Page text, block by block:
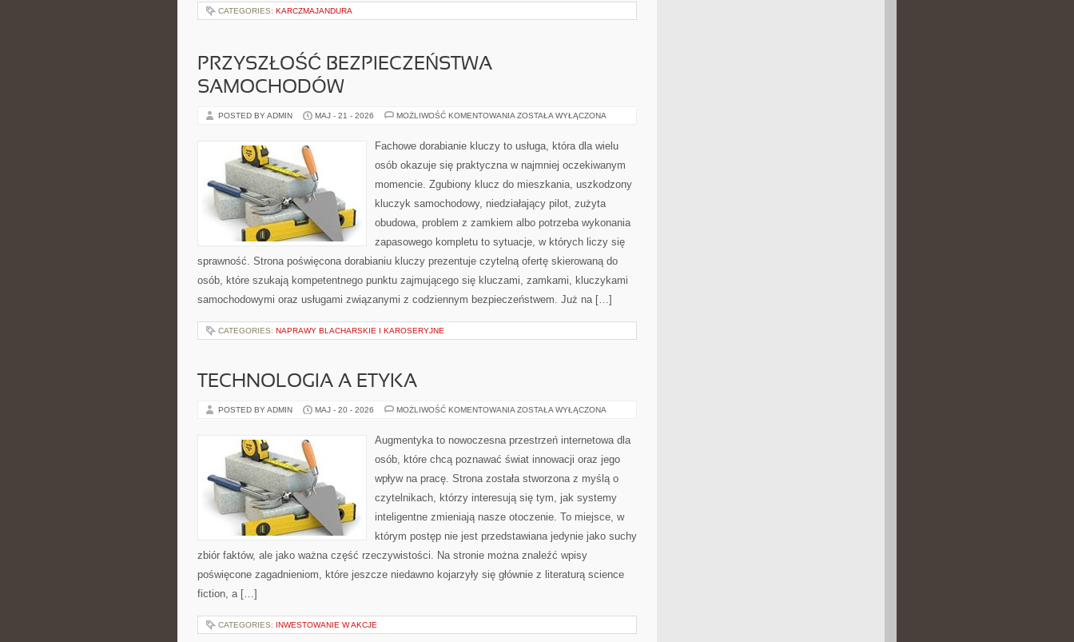
CATEGORIES: KARCZMAJANDURA
PRZYSZŁOŚĆ BEZPIECZEŃSTWA
SAMOCHODÓW
POSTED BY ADMIN MAJ - 21 - 2026 MOŻLIWOŚĆ KOMENTOWANIA PRZYSZŁOŚĆ
ZOSTAŁA WYŁĄCZONA
Fachowe dorabianie kluczy to usługa, która dla wielu
osób okazuje się praktyczna w najmniej oczekiwanym
momencie. Zgubiony klucz do mieszkania, uszkodzony
kluczyk samochodowy, niedziałający pilot, zużyta
obudowa, problem z zamkiem albo potrzeba wykonania
zapasowego kompletu to sytuacje, w których liczy się
sprawność. Strona poświęcona dorabianiu kluczy prezentuje czytelną ofertę skierowaną do
osób, które szukają kompetentnego punktu zajmującego się kluczami, zamkami, kluczykami
samochodowymi oraz usługami związanymi z codziennym bezpieczeństwem. Już na […]
CATEGORIES: NAPRAWY BLACHARSKIE I KAROSERYJNE
TECHNOLOGIA A ETYKA
POSTED BY ADMIN MAJ - 20 - 2026 MOŻLIWOŚĆ KOMENTOWANIA TECHNOLOGIA
ZOSTAŁA WYŁĄCZONA
Augmentyka to nowoczesna przestrzeń internetowa dla
osób, które chcą poznawać świat innowacji oraz jego
wpływ na pracę. Strona została stworzona z myślą o
czytelnikach, którzy interesują się tym, jak systemy
inteligentne zmieniają nasze otoczenie. To miejsce, w
którym postęp nie jest przedstawiana jedynie jako suchy
zbiór faktów, ale jako ważna część rzeczywistości. Na stronie można znaleźć wpisy
poświęcone zagadnieniom, które jeszcze niedawno kojarzyły się głównie z literaturą science
fiction, a […]
CATEGORIES: INWESTOWANIE W AKCJE